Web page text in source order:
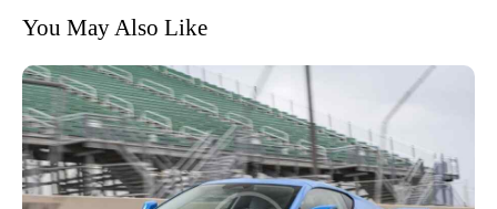
You May Also Like